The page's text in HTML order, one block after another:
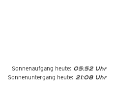
Sonnenaufgang heute: 05:52 Uhr
Sonnenuntergang heute: 21:08 Uhr